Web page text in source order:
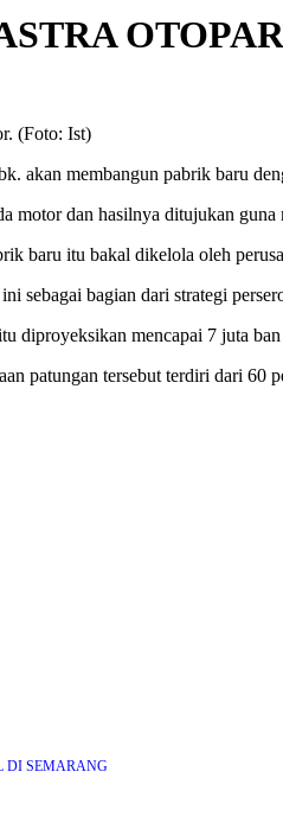
akan membangun pabrik baru
motor dan hasilnya ditujukan
baru itu bakal dikelola oleh
sebagai bagian dari strategi
diproyeksikan mencapai 7 juta
patungan tersebut terdiri dari
DI SEMARANG